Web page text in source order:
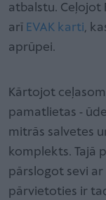
atbalstu. Ceļojot
arī EVAK karti,
aprūpei.
Kārtojot
pamatlietas -
mitrās salvetes
komplekts. Tajā
pārslogot sevi
pārvietoties ir